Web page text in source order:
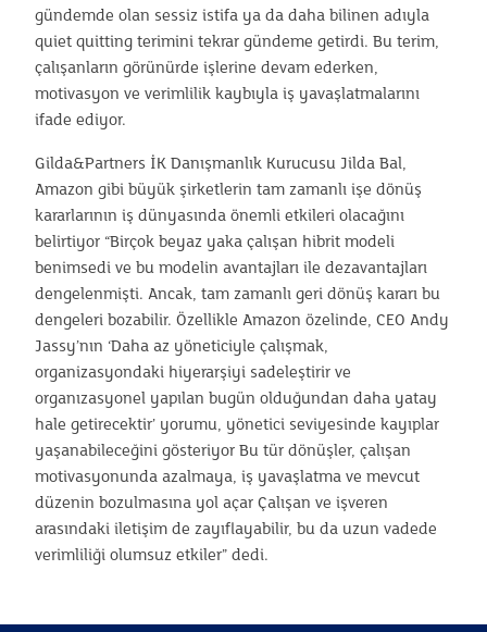
gündemde olan sessiz istifa ya da daha bilinen adıyla
quiet quitting terimini tekrar gündeme getirdi. Bu terim,
çalışanların görünürde işlerine devam ederken,
motivasyon ve verimlilik kaybıyla iş yavaşlatmalarını
ifade ediyor.
Gilda&Partners İK Danışmanlık Kurucusu Jilda Bal,
Amazon gibi büyük şirketlerin tam zamanlı işe dönüş
kararlarının iş dünyasında önemli etkileri olacağını
belirtiyor “Birçok beyaz yaka çalışan hibrit modeli
benimsedi ve bu modelin avantajları ile dezavantajları
dengelenmişti. Ancak, tam zamanlı geri dönüş kararı bu
dengeleri bozabilir. Özellikle Amazon özelinde, CEO Andy
Jassy’nın ‘Daha az yöneticiyle çalışmak,
organizasyondaki hiyerarşiyi sadeleştirir ve
organızasyonel yapılan bugün olduğundan daha yatay
hale getirecektir’ yorumu, yönetici seviyesinde kayıplar
yaşanabileceğini gösteriyor Bu tür dönüşler, çalışan
motivasyonunda azalmaya, iş yavaşlatma ve mevcut
düzenin bozulmasına yol açar Çalışan ve işveren
arasındaki iletişim de zayıflayabilir, bu da uzun vadede
verimliliği olumsuz etkiler” dedi.